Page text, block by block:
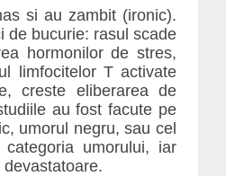
si au zambit (ironic).
de bucurie: rasul scade
hormonilor de stres,
limfocitelor T activate
creste eliberarea de
au fost facute pe
umorul negru, sau cel
umorului, iar